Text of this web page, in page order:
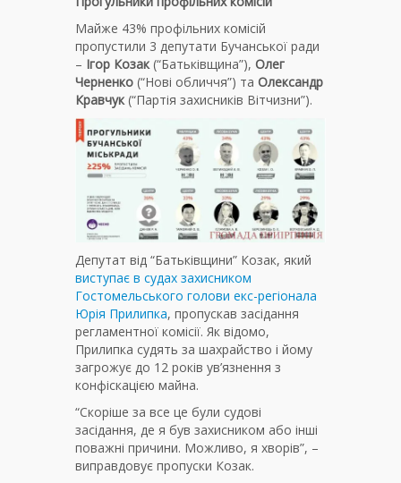
Майже 43% профільних комісій
пропустили 3 депутати Бучанської ради
– Ігор Козак (“Батьківщина”), Олег
Черненко (“Нові обличчя”) та Олександр
Кравчук (“Партія захисників Вітчизни”).
Депутат від “Батьківщини” Козак, який
виступає в судах захисником
Гостомельського голови екс-регіонала
Юрія Прилипка, пропускав засідання
регламентної комісії. Як відомо,
Прилипка судять за шахрайство і йому
загрожує до 12 років ув’язнення з
конфіскацією майна.
“Скоріше за все це були судові
засідання, де я був захисником або інші
поважні причини. Можливо, я хворів”, –
виправдовує пропуски Козак.